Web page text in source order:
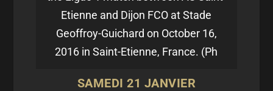
Etienne and Dijon FCO at Stade
Geoffroy-Guichard on October 16,
2016 in Saint-Etienne, France. (Ph
SAMEDI 21 JANVIER